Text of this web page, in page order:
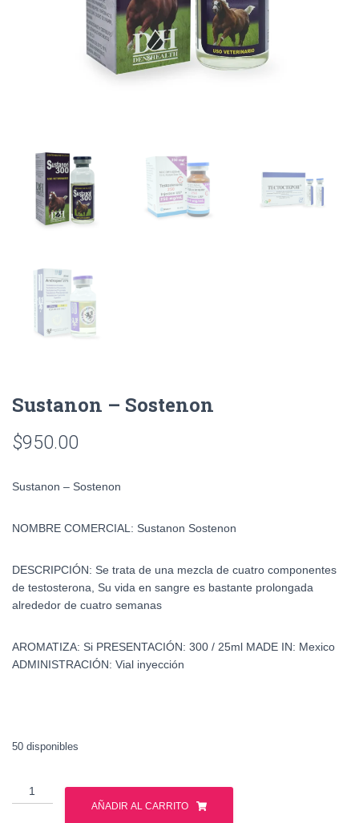
Sustanon – Sostenon
$950.00
Sustanon – Sostenon
NOMBRE COMERCIAL: Sustanon Sostenon
DESCRIPCIÓN: Se trata de una mezcla de cuatro componentes
de testosterona, Su vida en sangre es bastante prolongada
alrededor de cuatro semanas
AROMATIZA: Si PRESENTACIÓN: 300 / 25ml MADE IN: Mexico
ADMINISTRACIÓN: Vial inyección
50 disponibles
Sustanon
-
AÑADIR AL CARRITO